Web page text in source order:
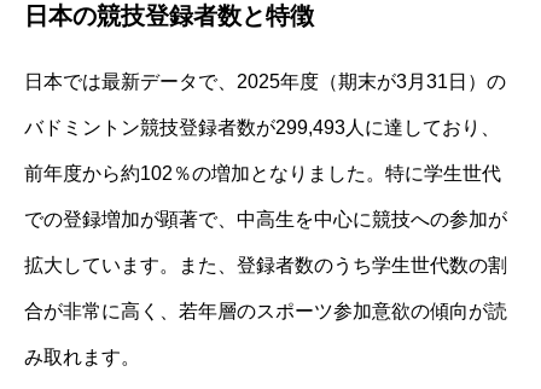
日本の競技登録者数と特徴
日本では最新データで、2025年度（期末が3月31日）の
バドミントン競技登録者数が299,493人に達しており、
前年度から約102％の増加となりました。特に学生世代
での登録増加が顕著で、中高生を中心に競技への参加が
拡大しています。また、登録者数のうち学生世代数の割
合が非常に高く、若年層のスポーツ参加意欲の傾向が読
み取れます。